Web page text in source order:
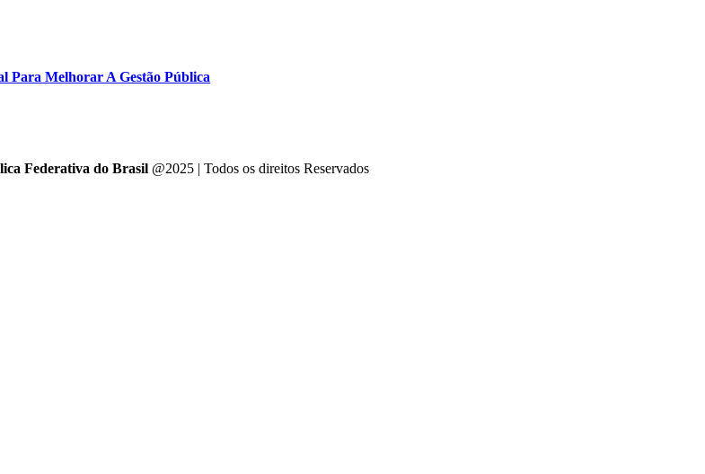
Para Melhorar A Gestão Pública
Federativa do Brasil@2025 | Todos os direitos Reservados